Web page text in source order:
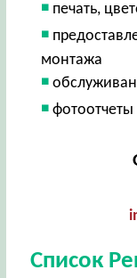
печать,
монтажа
Список